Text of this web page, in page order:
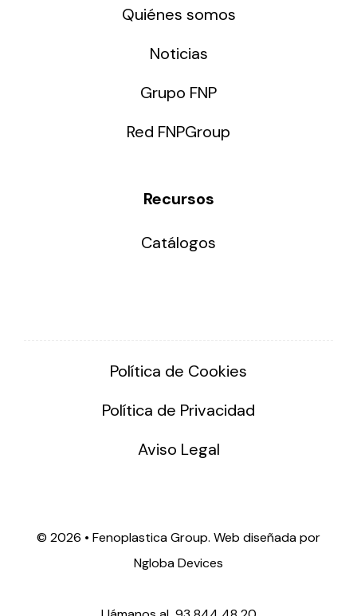
Quiénes somos
Noticias
Grupo FNP
Red FNPGroup
Recursos
Catálogos
Política de Cookies
Política de Privacidad
Aviso Legal
© 2026 • Fenoplastica Group. Web diseñada por
Ngloba Devices